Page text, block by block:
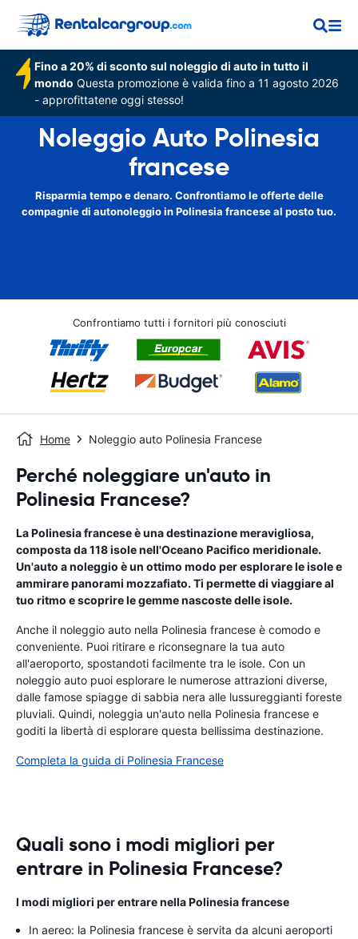
Fino a 20% di sconto sul noleggio di auto in tutto il
mondo Questa promozione è valida fino a 11 agosto 2026
- approfittatene oggi stesso!
Noleggio Auto Polinesia
francese
Risparmia tempo e denaro. Confrontiamo le offerte delle
compagnie di autonoleggio in Polinesia francese al posto tuo.
Confrontiamo tutti i fornitori più conosciuti
Home Noleggio auto Polinesia Francese
Perché noleggiare un'auto in
Polinesia Francese?
La Polinesia francese è una destinazione meravigliosa,
composta da 118 isole nell'Oceano Pacifico meridionale.
Un'auto a noleggio è un ottimo modo per esplorare le isole e
ammirare panorami mozzafiato. Ti permette di viaggiare al
tuo ritmo e scoprire le gemme nascoste delle isole.
Anche il noleggio auto nella Polinesia francese è comodo e
conveniente. Puoi ritirare e riconsegnare la tua auto
all'aeroporto, spostandoti facilmente tra le isole. Con un
noleggio auto puoi esplorare le numerose attrazioni diverse,
dalle famose spiagge di sabbia nera alle lussureggianti foreste
pluviali. Quindi, noleggia un'auto nella Polinesia francese e
goditi la libertà di esplorare questa bellissima destinazione.
Completa la guida di Polinesia Francese
Quali sono i modi migliori per
entrare in Polinesia Francese?
I modi migliori per entrare nella Polinesia francese
In aereo: la Polinesia francese è servita da alcuni aeroporti